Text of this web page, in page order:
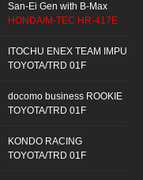
San-Ei Gen with B-Max
HONDA/M-TEC HR-417E
ITOCHU ENEX TEAM IMPUL
TOYOTA/TRD 01F
docomo business ROOKIE
TOYOTA/TRD 01F
KONDO RACING
TOYOTA/TRD 01F